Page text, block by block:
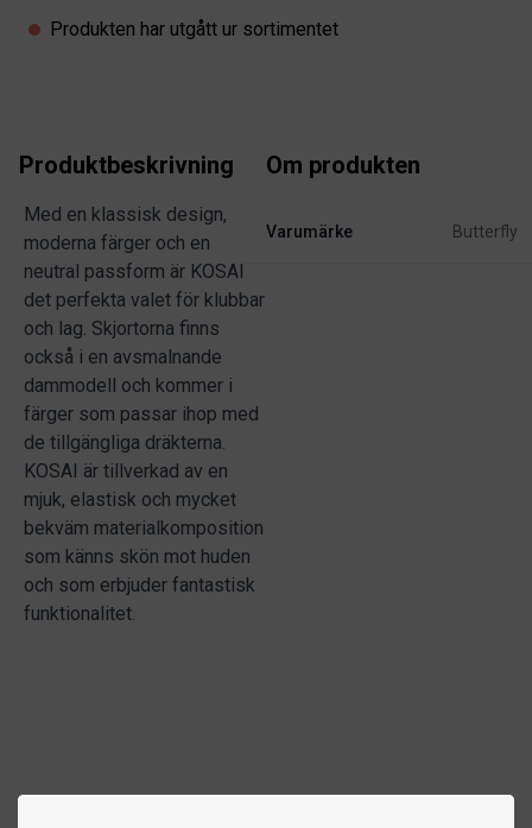
Product information
Produkten har utgått ur sortimentet
Produktbeskrivning
Med en klassisk design,
moderna färger och en
neutral passform är KOSAI
det perfekta valet för klubbar
och lag. Skjortorna finns
också i en avsmalnande
dammodell och kommer i
färger som passar ihop med
de tillgängliga dräkterna.
KOSAI är tillverkad av en
mjuk, elastisk och mycket
bekväm materialkomposition
som känns skön mot huden
och som erbjuder fantastisk
funktionalitet.
Om produkten
Varumärke Butterfly